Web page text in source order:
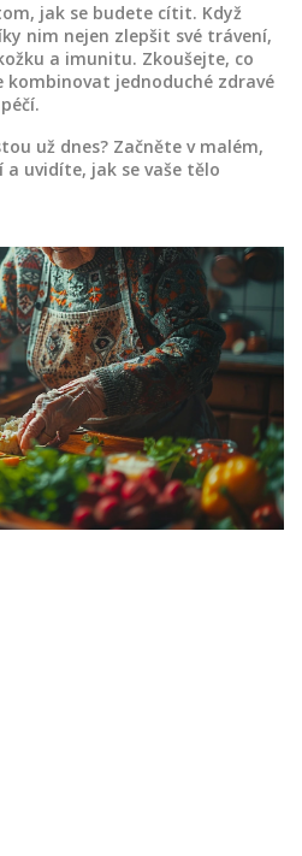
jak se budete cítit. Když
nim nejen zlepšit své trávení,
a imunitu. Zkoušejte, co
kombinovat jednoduché zdravé
už dnes? Začněte v malém,
uvidíte, jak se vaše tělo